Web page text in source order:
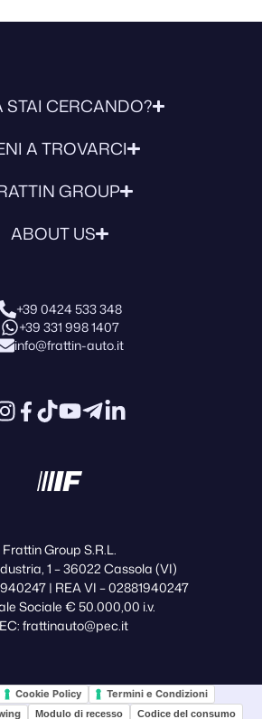
STAI CERCANDO?
A TROVARCI
GROUP
ABOUT US
+39 0424 533 348
+39 331 998 1407
info@frattin-auto.it
Frattin Group S.R.L.
1 – 36022 Cassola (VI)
| REA VI – 02881940247
Sociale € 50.000,00 i.v.
frattinauto@pec.it
Cookie Policy
Termini e Condizioni
Modulo di recesso Codice del consumo